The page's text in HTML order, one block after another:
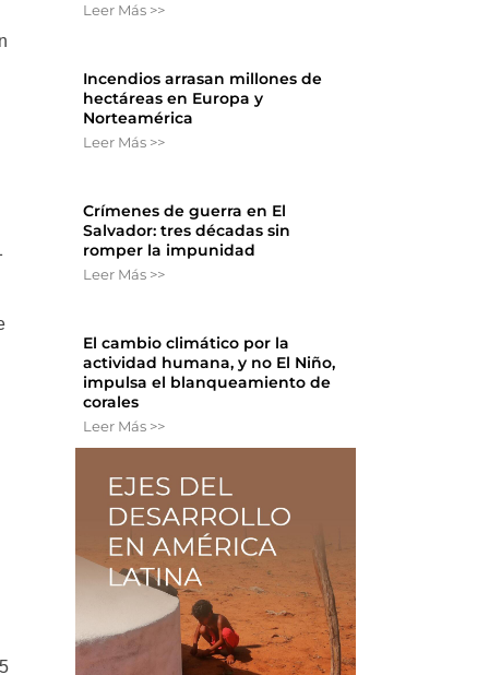
Leer Más >>
Incendios arrasan millones de
hectáreas en Europa y
Norteamérica
Leer Más >>
Crímenes de guerra en El
Salvador: tres décadas sin
romper la impunidad
Leer Más >>
El cambio climático por la
actividad humana, y no El Niño,
impulsa el blanqueamiento de
corales
Leer Más >>